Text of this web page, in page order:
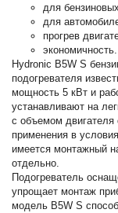
для
для
прогрев
экономичность.
Hydronic B5W S
подогревателя
мощность 5 кВт и
устанавливают на
с объемом
применения в
имеется монтажный
отдельно.
Подогреватель
упрощает монтаж
модель B5W S